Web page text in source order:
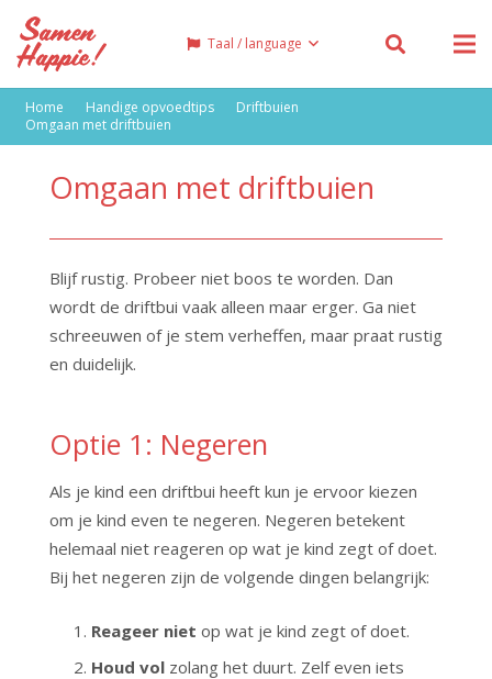
Taal / language
Home Handige opvoedtips
Driftbuien
Omgaan met driftbuien
Omgaan met driftbuien
Blijf rustig. Probeer niet boos te worden. Dan
wordt de driftbui vaak alleen maar erger. Ga niet
schreeuwen of je stem verheffen, maar praat rustig
en duidelijk.
Optie 1: Negeren
Als je kind een driftbui heeft kun je ervoor kiezen
om je kind even te negeren. Negeren betekent
helemaal niet reageren op wat je kind zegt of doet.
Bij het negeren zijn de volgende dingen belangrijk:
Reageer niet op wat je kind zegt of doet.
Houd volzolang het duurt. Zelf even iets